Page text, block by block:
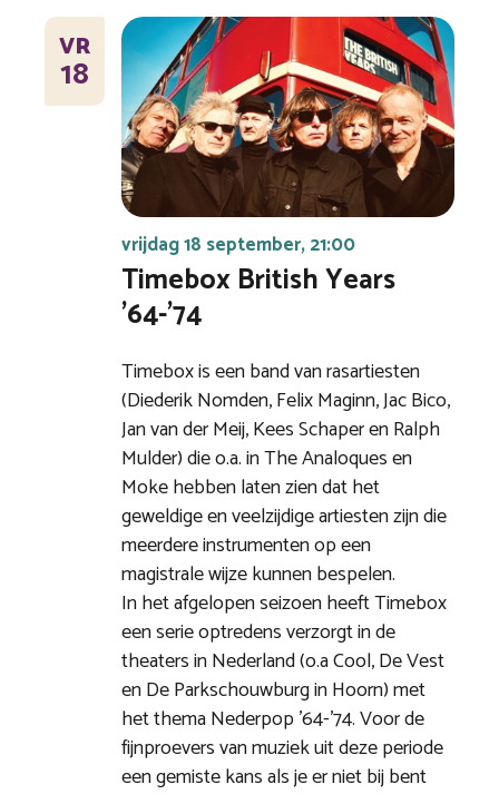
VR
18
vrijdag 18 september, 21:00
Timebox British Years
’64-’74
Timebox is een band van rasartiesten
(Diederik Nomden, Felix Maginn, Jac Bico,
Jan van der Meij, Kees Schaper en Ralph
Mulder) die o.a. in The Analoques en
Moke hebben laten zien dat het
geweldige en veelzijdige artiesten zijn die
meerdere instrumenten op een
magistrale wijze kunnen bespelen.
In het afgelopen seizoen heeft Timebox
een serie optredens verzorgt in de
theaters in Nederland (o.a Cool, De Vest
en De Parkschouwburg in Hoorn) met
het thema Nederpop ’64-’74. Voor de
fijnproevers van muziek uit deze periode
een gemiste kans als je er niet bij bent